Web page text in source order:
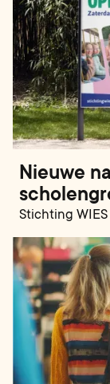
Nieuwe
Stichting WIES